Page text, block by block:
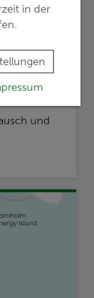
in der
und